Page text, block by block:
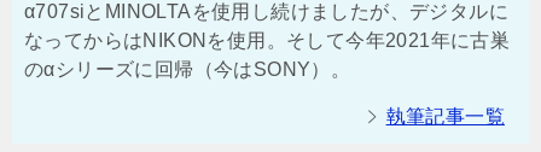
α707siとMINOLTAを使用し続けましたが、デジタルに
なってからはNIKONを使用。そして今年2021年に古巣
のαシリーズに回帰（今はSONY）。
執筆記事一覧